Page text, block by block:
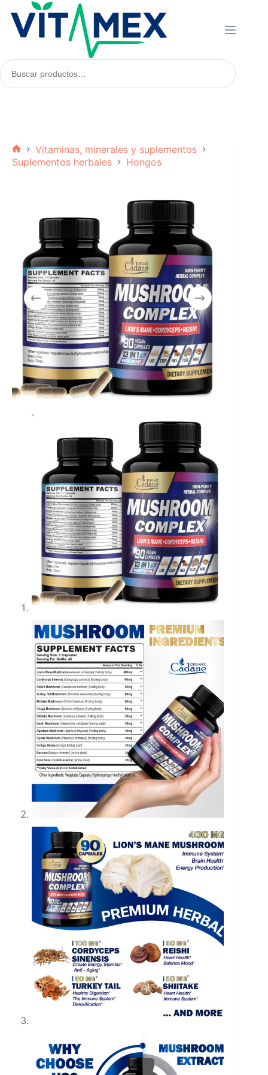
contenido
Buscar
productos:
Inicio
Vitaminas, minerales y suplementos
Suplementos herbales
Hongos